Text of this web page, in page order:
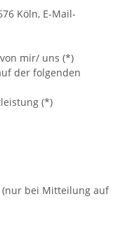
Köln, E-Mail-
mir/ uns (*)
der folgenden
(*)
bei Mitteilung auf